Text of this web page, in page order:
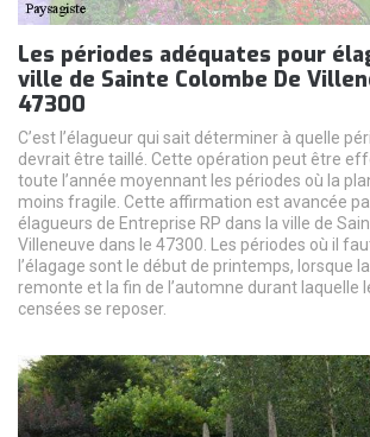
Les périodes adéquates pour
ville de Sainte Colombe De
47300
C’est l’élagueur qui sait déterminer à quelle
devrait être taillé. Cette opération peut être
toute l’année moyennant les périodes où la
moins fragile. Cette affirmation est avancée
élagueurs de Entreprise RP dans la ville de
Villeneuve dans le 47300. Les périodes où il
l’élagage sont le début de printemps, lorsque
remonte et la fin de l’automne durant laquelle
censées se reposer.